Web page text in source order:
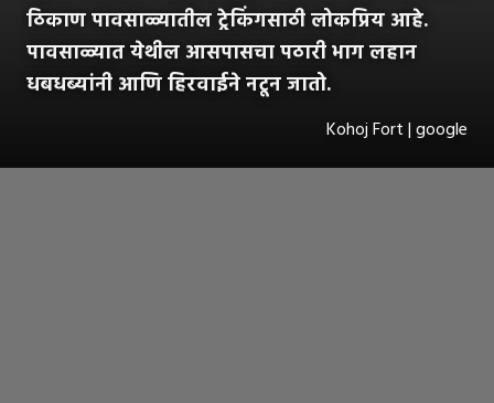
ठिकाण पावसाळ्यातील ट्रेकिंगसाठी लोकप्रिय आहे.
पावसाळ्यात येथील आसपासचा पठारी भाग लहान
धबधब्यांनी आणि हिरवाईने नटून जातो.
Kohoj Fort | google